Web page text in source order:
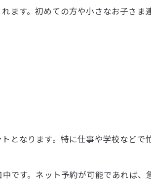
ます。初めての方や小さなお子さま
となります。特に仕事や学校などで
です。ネット予約が可能であれば、